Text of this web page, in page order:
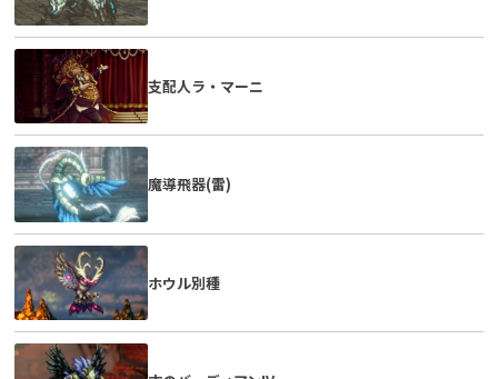
支配人ラ・マーニ
魔導飛器(雷)
ホウル別種